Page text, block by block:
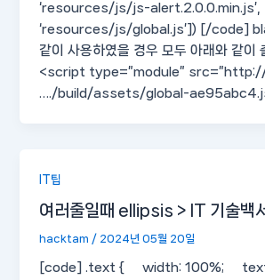
‘resources/js/js-alert.2.0.0.min.js’,
‘resources/js/global.js’]) [/code]
같이 사용하였을 경우 모두 아래와 같이
<script type=”module”
…./build/assets/global-
IT팁
여러줄일때 ellipsis > IT 기술백
hacktam / 2024년 05월 20일
[code] .text { width: 100%;